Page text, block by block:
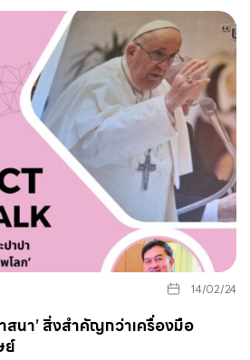
14/02/24
สนา’ สิ่งสำคัญกว่าเครื่องมือ
ย์